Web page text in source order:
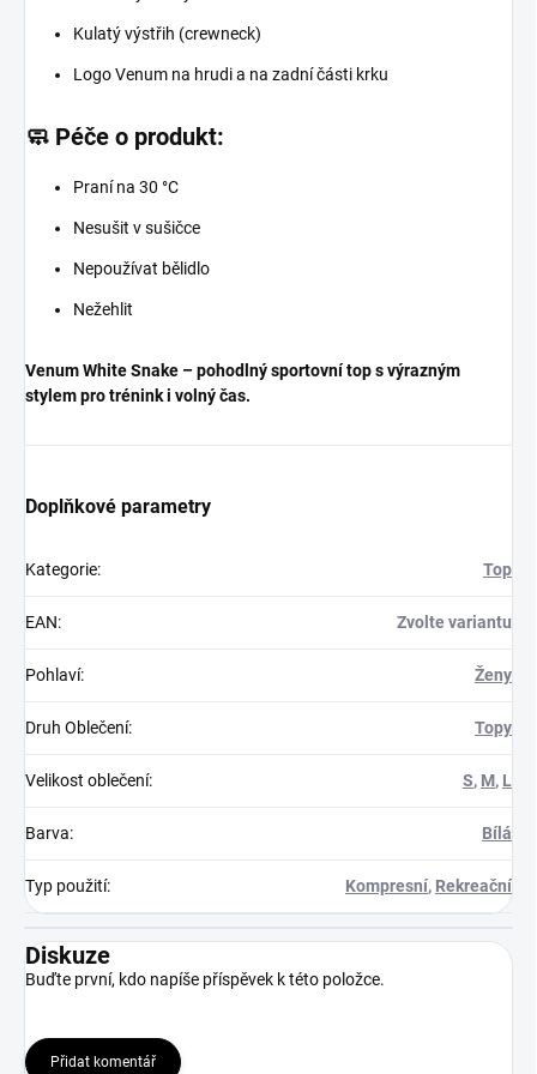
Kulatý výstřih (crewneck)
Logo Venum na hrudi a na zadní části krku
🧼 Péče o produkt:
Praní na 30 °C
Nesušit v sušičce
Nepoužívat bělidlo
Nežehlit
Venum White Snake – pohodlný sportovní top s výrazným
stylem pro trénink i volný čas.
Doplňkové parametry
Kategorie: Top
EAN: Zvolte variantu
Pohlaví: Ženy
Druh Oblečení: Topy
Velikost oblečení: S, M, L
Barva: Bílá
Typ použití: Kompresní, Rekreační
Diskuze
Buďte první, kdo napíše příspěvek k této položce.
Přidat komentář